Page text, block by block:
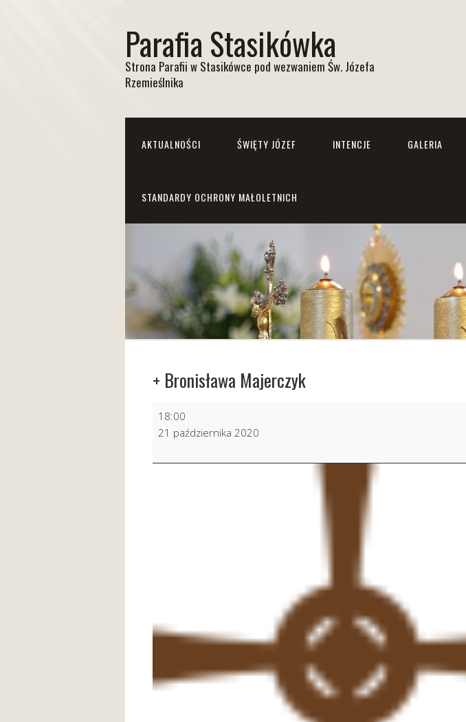
Parafia Stasikówka
Strona Parafii w Stasikówce pod wezwaniem Św. Józefa
Rzemieślnika
AKTUALNOŚCI ŚWIĘTY JÓZEF INTENCJE GALERIA
STANDARDY OCHRONY MAŁOLETNICH
+ Bronisława Majerczyk
Bronisława
Majerczyk
18:00
21 października 2020